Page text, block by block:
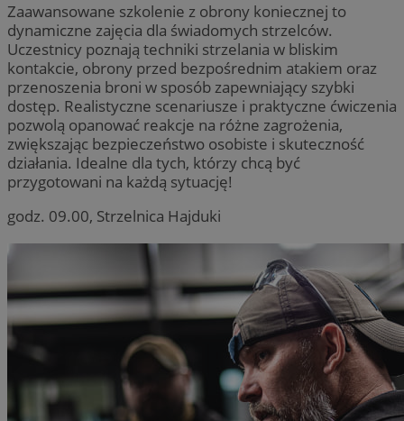
Zaawansowane szkolenie z obrony koniecznej to
dynamiczne zajęcia dla świadomych strzelców.
Uczestnicy poznają techniki strzelania w bliskim
kontakcie, obrony przed bezpośrednim atakiem oraz
przenoszenia broni w sposób zapewniający szybki
dostęp. Realistyczne scenariusze i praktyczne ćwiczenia
pozwolą opanować reakcje na różne zagrożenia,
zwiększając bezpieczeństwo osobiste i skuteczność
działania. Idealne dla tych, którzy chcą być
przygotowani na każdą sytuację!
godz. 09.00, Strzelnica Hajduki